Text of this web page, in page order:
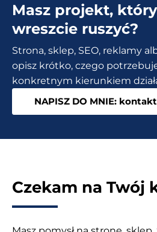
narzędzi
dla
przedsiębiorców
Masz projekt,
wreszcie ruszyć?
Strona, sklep, SEO, reklamy
opisz krótko, czego
konkretnym kierunkiem
NAPISZ DO MNIE:
Czekam na Twój